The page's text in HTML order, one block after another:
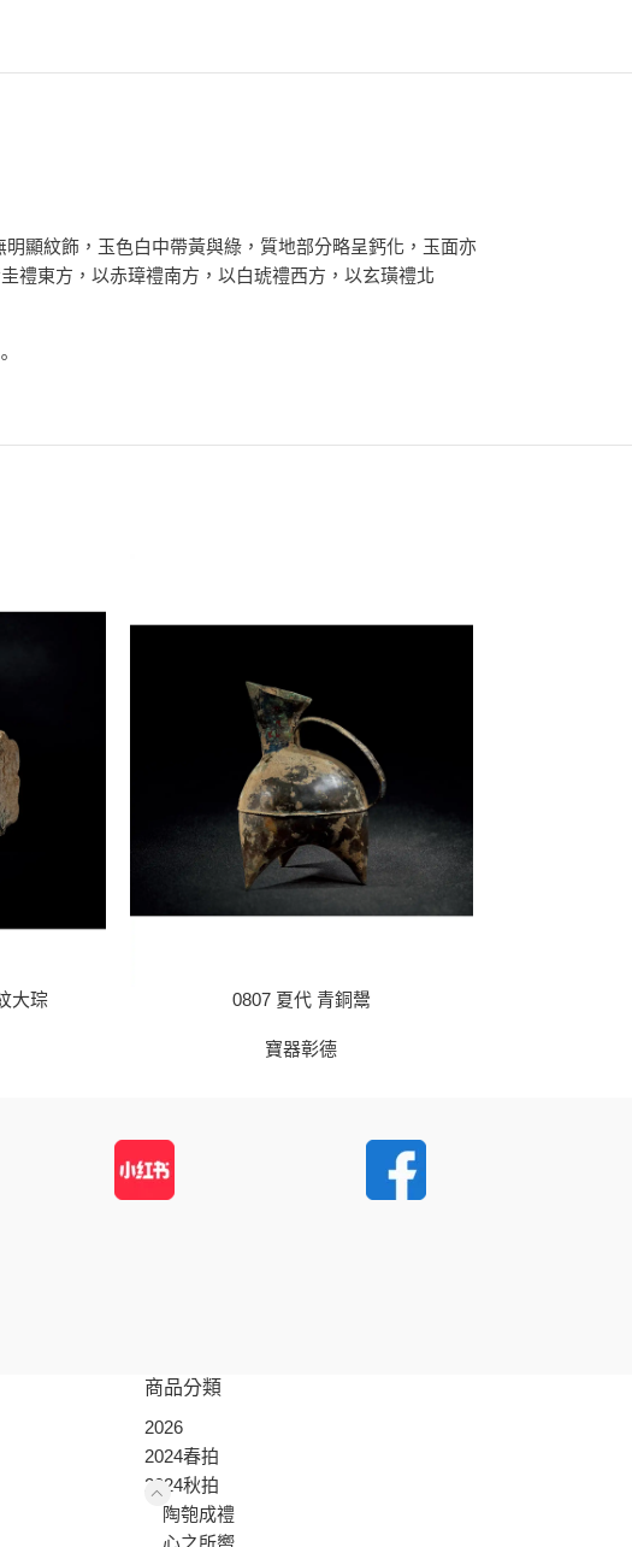
顯紋飾，玉色白中帶黃與綠，質地部分略呈鈣化，玉面亦
禮東方，以赤璋禮南方，以白琥禮西方，以玄璜禮北
大琮 0807 夏代 青銅鬹
寶器彰德
商品分類
2026
2024春拍
2024秋拍
陶匏成禮
心之所嚮